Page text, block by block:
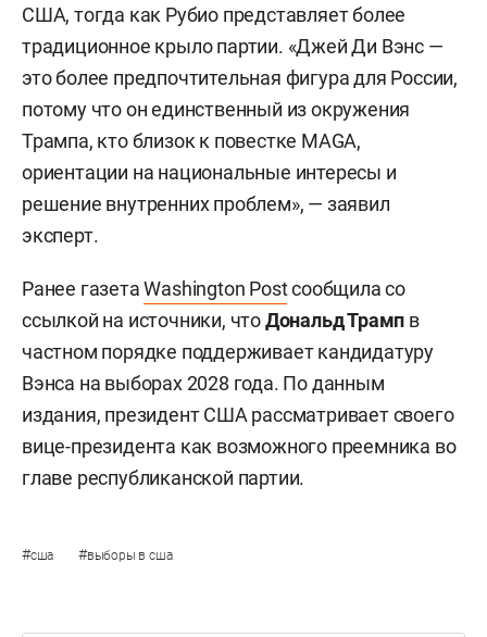
США, тогда как Рубио представляет более
традиционное крыло партии. «Джей Ди Вэнс —
это более предпочтительная фигура для России,
потому что он единственный из окружения
Трампа, кто близок к повестке MAGA,
ориентации на национальные интересы и
решение внутренних проблем», — заявил
эксперт.
Ранее газетаWashington Postсообщила со
ссылкой на источники, чтоДональд Трамп в
частном порядке поддерживает кандидатуру
Вэнса на выборах 2028 года. По данным
издания, президент США рассматривает своего
вице-президента как возможного преемника во
главе республиканской партии.
#сша #выборы в сша